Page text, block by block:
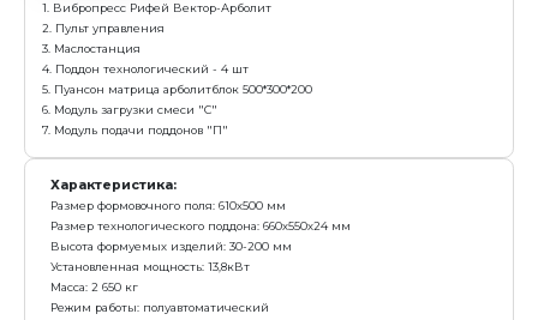
7. Модуль подачи поддонов "П"
Характеристика:
Размер формовочного поля: 610х500 мм
Размер технологического поддона: 660х550х24 мм
Высота формуемых изделий: 30-200 мм
Установленная мощность: 13,8 кВт
Масса: 2 192 кг
Режим работы: механизированный
Преимущества: